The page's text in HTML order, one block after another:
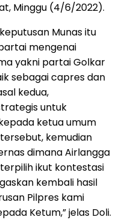
Minggu (4/6/2022).
Munas itu
mengenai
yakni partai Golkar
sebagai capres dan
kedua,
untuk
ketua umum
kemudian
dimana Airlangga
ikut kontestasi
kembali hasil
Pilpres kami
Ketum,” jelas Doli.